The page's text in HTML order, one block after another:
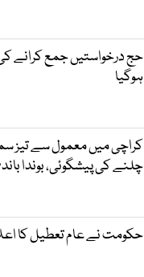
حج درخواستیں جمع کرانے
ہوگیا
کراچی میں معمول سے تیز
چلنے کی پیشگوئی، بوندا
حکومت نے عام تعطیل کا